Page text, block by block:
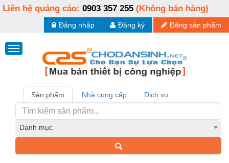
Liên hệ quảng cáo: 0903 357 255 (Không bán hàng)
Đăng sản phẩm
Đăng ký
Đăng nhập
Sản phẩm Nhà cung cấp Dịch vụ
Danh mục